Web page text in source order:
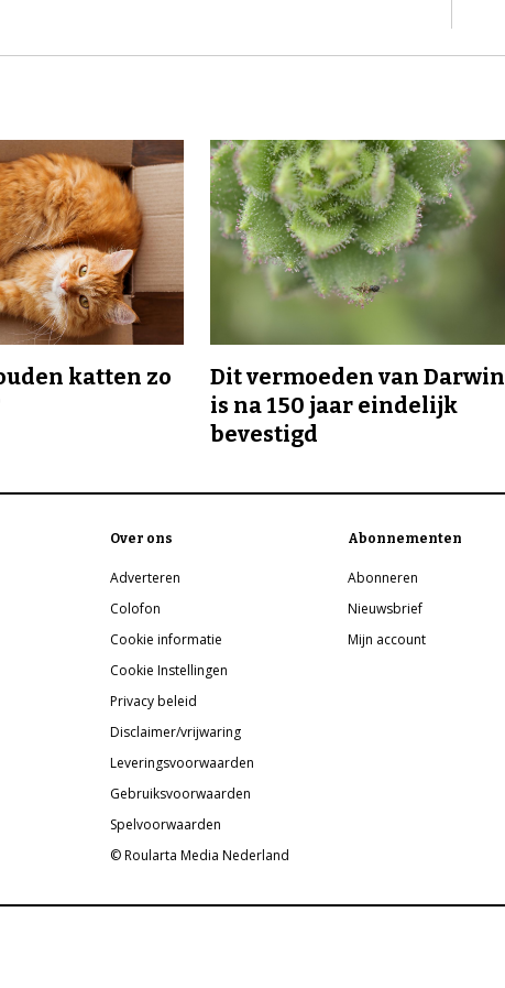
katten zo
Dit vermoeden van Darwin
is na 150 jaar eindelijk
bevestigd
Over ons
Adverteren
Colofon
Cookie informatie
Cookie Instellingen
Privacy beleid
Disclaimer/vrijwaring
Leveringsvoorwaarden
Gebruiksvoorwaarden
Spelvoorwaarden
© Roularta Media Nederland
Abonnementen
Abonneren
Nieuwsbrief
Mijn account